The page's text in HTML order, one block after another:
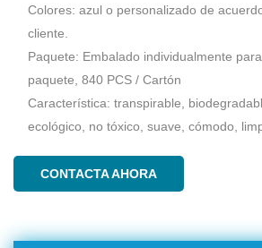
Colores: azul o personalizado de
cliente.
Paquete: Embalado individualmente
paquete, 840 PCS / Cartón
Característica: transpirable,
ecológico, no tóxico, suave, cómodo,
CONTACTA AHORA